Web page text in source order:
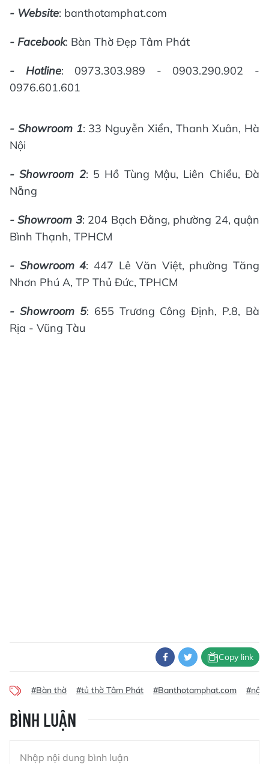
- Website: banthotamphat.com
- Facebook: Bàn Thờ Đẹp Tâm Phát
- Hotline: 0973.303.989 - 0903.290.902 -
0976.601.601
- Showroom 1: 33 Nguyễn Xiển, Thanh Xuân, Hà
Nội
- Showroom 2: 5 Hồ Tùng Mậu, Liên Chiểu, Đà
Nẵng
- Showroom 3: 204 Bạch Đằng, phường 24, quận
Bình Thạnh, TPHCM
- Showroom 4: 447 Lê Văn Việt, phường Tăng
Nhơn Phú A, TP Thủ Đức, TPHCM
- Showroom 5: 655 Trương Công Định, P.8, Bà
Rịa - Vũng Tàu
Copy link
#Bàn thờ #tủ thờ Tâm Phát #Banthotamphat.com #nội
BÌNH LUẬN